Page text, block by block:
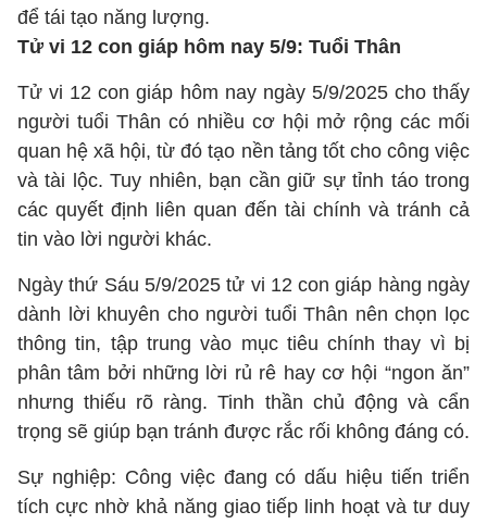
để tái tạo năng lượng.
Tử vi 12 con giáp hôm nay 5/9: Tuổi Thân
Tử vi 12 con giáp hôm nay ngày 5/9/2025 cho thấy
người tuổi Thân có nhiều cơ hội mở rộng các mối
quan hệ xã hội, từ đó tạo nền tảng tốt cho công việc
và tài lộc. Tuy nhiên, bạn cần giữ sự tỉnh táo trong
các quyết định liên quan đến tài chính và tránh cả
tin vào lời người khác.
Ngày thứ Sáu 5/9/2025 tử vi 12 con giáp hàng ngày
dành lời khuyên cho người tuổi Thân nên chọn lọc
thông tin, tập trung vào mục tiêu chính thay vì bị
phân tâm bởi những lời rủ rê hay cơ hội “ngon ăn”
nhưng thiếu rõ ràng. Tinh thần chủ động và cẩn
trọng sẽ giúp bạn tránh được rắc rối không đáng có.
Sự nghiệp: Công việc đang có dấu hiệu tiến triển
tích cực nhờ khả năng giao tiếp linh hoạt và tư duy